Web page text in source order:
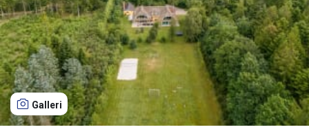
Galleri